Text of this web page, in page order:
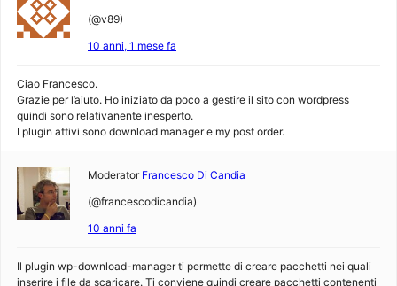
(@v89)
10 anni, 1 mese fa
Ciao Francesco.
Grazie per l’aiuto. Ho iniziato da poco a gestire il sito con wordpress
quindi sono relativanente inesperto.
I plugin attivi sono download manager e my post order.
Moderator Francesco Di Candia
(@francescodicandia)
10 anni fa
Il plugin wp-download-manager ti permette di creare pacchetti nei quali
inserire i file da scaricare. Ti conviene quindi creare pacchetti contenenti